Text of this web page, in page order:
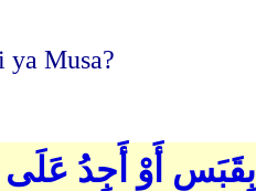
Musa?
بِقَبَسٍ أَوْ أَجِدُ